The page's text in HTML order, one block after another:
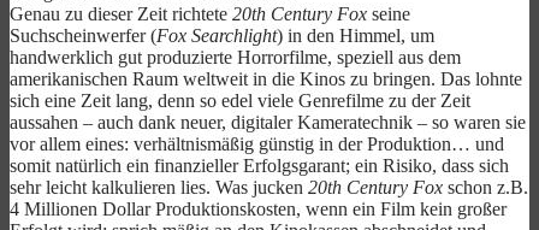
Genau zu dieser Zeit richtete 20th Century Fox seine
Suchscheinwerfer (Fox Searchlight) in den Himmel, um
handwerklich gut produzierte Horrorfilme, speziell aus dem
amerikanischen Raum weltweit in die Kinos zu bringen. Das lohnte
sich eine Zeit lang, denn so edel viele Genrefilme zu der Zeit
aussahen – auch dank neuer, digitaler Kameratechnik – so waren sie
vor allem eines: verhältnismäßig günstig in der Produktion… und
somit natürlich ein finanzieller Erfolgsgarant; ein Risiko, dass sich
sehr leicht kalkulieren lies. Was jucken 20th Century Fox schon z.B.
4 Millionen Dollar Produktionskosten, wenn ein Film kein großer